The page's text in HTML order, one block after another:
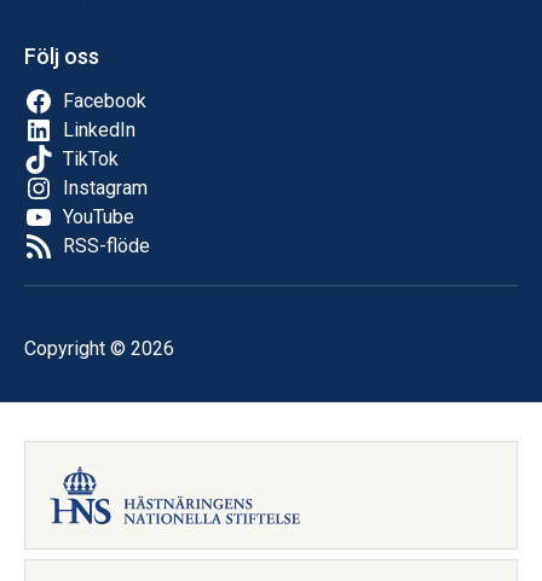
Följ oss
Facebook
LinkedIn
TikTok
Instagram
YouTube
RSS-flöde
Copyright © 2026